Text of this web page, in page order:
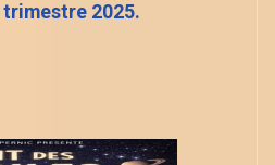
trimestre 2025.